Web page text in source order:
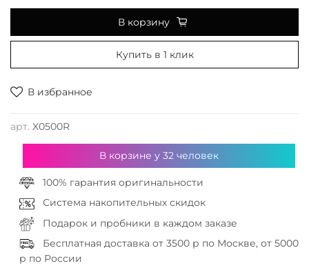
В избранное
арт. X0500R
В корзину
Купить в 1 клик
В корзине у 32человек
100% гарантия оригинальности
Система накопительных скидок
Подарок и пробники в каждом заказе
Бесплатная доставка от 3500 р по Москве, от 5000
р по России